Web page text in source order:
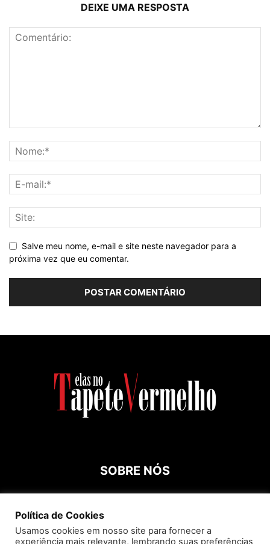
DEIXE UMA RESPOSTA
Salve meu nome, e-mail e site neste navegador para a
próxima vez que eu comentar.
SOBRE NÓS
Política de Cookies
Usamos cookies em nosso site para fornecer a
experiência mais relevante, lembrando suas preferências